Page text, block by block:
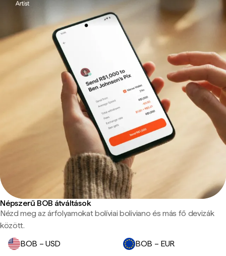
Népszerű BOB átváltások
Nézd meg az árfolyamokat bolíviai boliviano és más fő devizák
között.
BOB – USD
BOB – EUR